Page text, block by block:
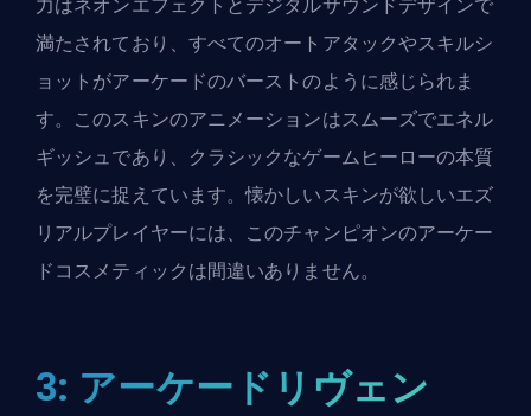
満たされており、すべてのオートアタックやスキルシ
ョットがアーケードのバーストのように感じられま
す。このスキンのアニメーションはスムーズでエネル
ギッシュであり、クラシックなゲームヒーローの本質
を完璧に捉えています。懐かしいスキンが欲しいエズ
リアルプレイヤーには、このチャンピオンのアーケー
ドコスメティックは間違いありません。
3: アーケードリヴェン